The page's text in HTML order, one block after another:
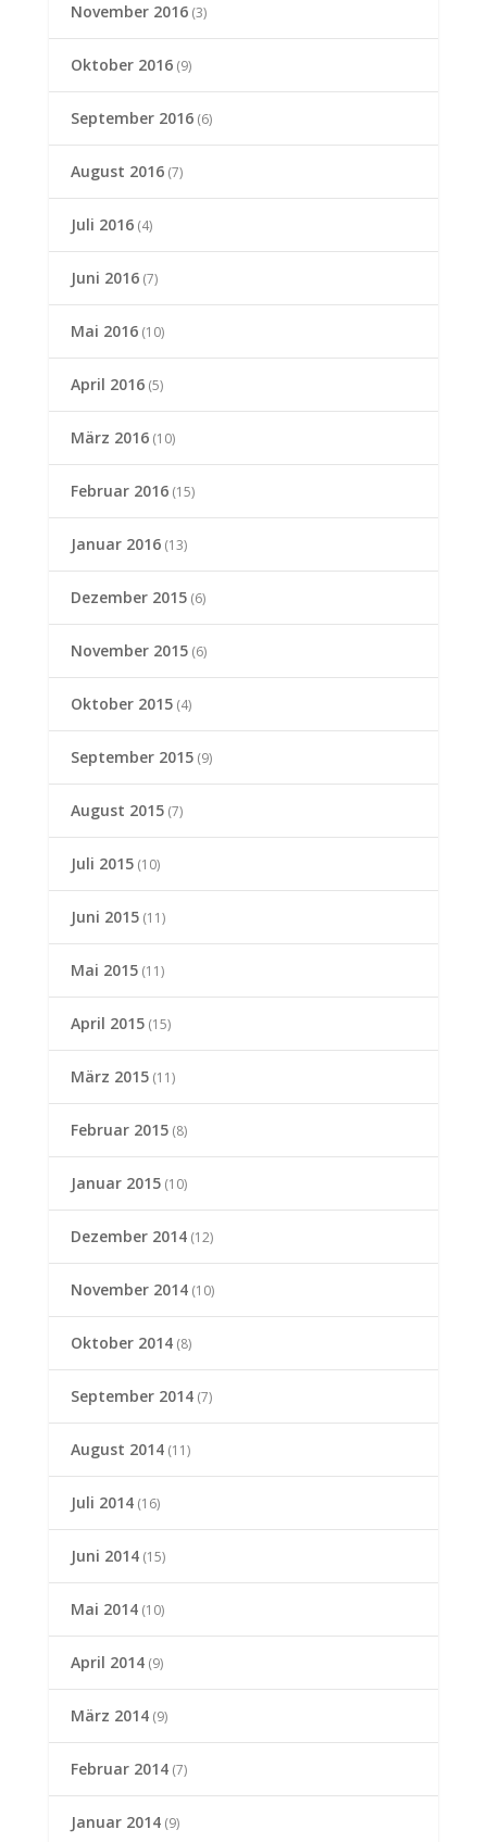
November 2016(3)
Oktober 2016(9)
September 2016(6)
August 2016(7)
Juli 2016(4)
Juni 2016(7)
Mai 2016(10)
April 2016(5)
März 2016(10)
Februar 2016(15)
Januar 2016(13)
Dezember 2015(6)
November 2015(6)
Oktober 2015(4)
September 2015(9)
August 2015(7)
Juli 2015(10)
Juni 2015(11)
Mai 2015(11)
April 2015(15)
März 2015(11)
Februar 2015(8)
Januar 2015(10)
Dezember 2014(12)
November 2014(10)
Oktober 2014(8)
September 2014(7)
August 2014(11)
Juli 2014(16)
Juni 2014(15)
Mai 2014(10)
April 2014(9)
März 2014(9)
Februar 2014(7)
Januar 2014(9)